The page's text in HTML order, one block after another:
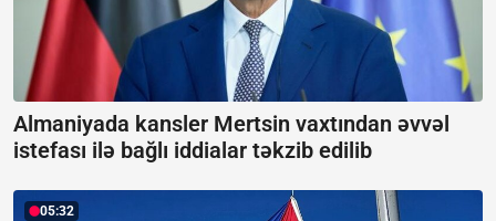
Almaniyada kansler Mertsin vaxtından əvvəl
istefası ilə bağlı iddialar təkzib edilib
05:32